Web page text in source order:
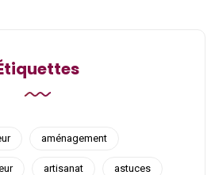
aménagement
artisanat astuces